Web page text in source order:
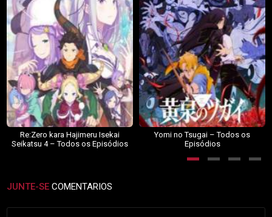
Re:Zero kara Hajimeru Isekai
Seikatsu 4 – Todos os Episódios
Yomi no Tsugai – Todos os
Episódios
JUNTE-SE COMENTARIOS